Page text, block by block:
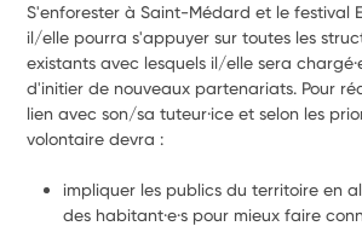
S'enforester à Saint-Médard et le festival
il/elle pourra s'appuyer sur toutes les
existants avec lesquels il/elle sera
d'initier de nouveaux partenariats. Pour
lien avec son/sa tuteur·ice et selon les
volontaire devra :
impliquer les publics du territoire en
des habitant·e·s pour mieux faire